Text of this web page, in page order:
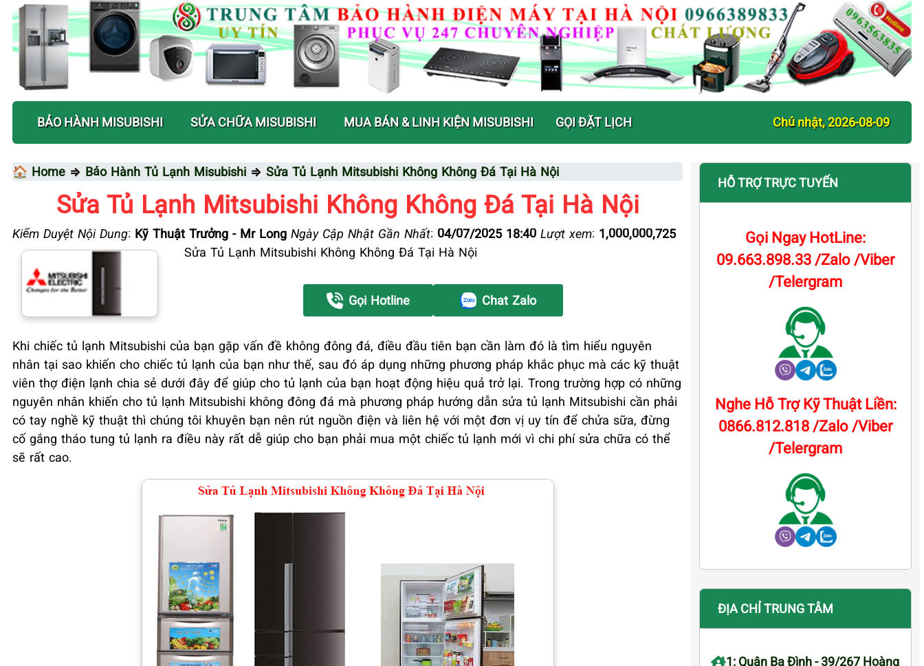
BẢO HÀNH MISUBISHI SỬA CHỮA MISUBISHI MUA BÁN & LINH KIỆN MISUBISHI GỌI ĐẶT LỊCH Chủ nhật, 2026-08-09
🏠 Home ⇒ Bảo Hành Tủ Lạnh Misubishi ⇒ Sửa Tủ Lạnh Mitsubishi Không Không Đá Tại Hà Nội
Sửa Tủ Lạnh Mitsubishi Không Không Đá Tại Hà Nội
Kiểm Duyệt Nội Dung: Kỹ Thuật Trưởng - Mr Long Ngày Cập Nhật Gần Nhất: 04/07/2025 18:40 Lượt xem: 1,000,000,725
Sửa Tủ Lạnh Mitsubishi Không Không Đá Tại Hà Nội
Gọi Hotline Chat Zalo
Khi chiếc tủ lạnh Mitsubishi của bạn gặp vấn đề không đông đá, điều đầu tiên bạn cần làm đó là tìm hiểu nguyên
nhân tại sao khiến cho chiếc tủ lạnh của bạn như thế, sau đó áp dụng những phương pháp khắc phục mà các kỹ thuật
viên thợ điện lạnh chia sẻ dưới đây để giúp cho tủ lạnh của bạn hoạt động hiệu quả trở lại. Trong trường hợp có những
nguyên nhân khiến cho tủ lạnh Mitsubishi không đông đá mà phương pháp hướng dẫn sửa tủ lạnh Mitsubishi cần phải
có tay nghề kỹ thuật thì chúng tôi khuyên bạn nên rút nguồn điện và liên hệ với một đơn vị uy tín để chửa sữa, đừng
cố gắng tháo tung tủ lạnh ra điều này rất dễ giúp cho bạn phải mua một chiếc tủ lạnh mới vì chi phí sửa chữa có thể
sẽ rất cao.
HỖ TRỢ TRỰC TUYẾN
Gọi Ngay HotLine:
09.663.898.33 /Zalo /Viber
/Telergram
Nghe Hỗ Trợ Kỹ Thuật Liền:
0866.812.818 /Zalo /Viber
/Telergram
ĐỊA CHỈ TRUNG TÂM
1: Quận Ba Đình - 39/267 Hoàng